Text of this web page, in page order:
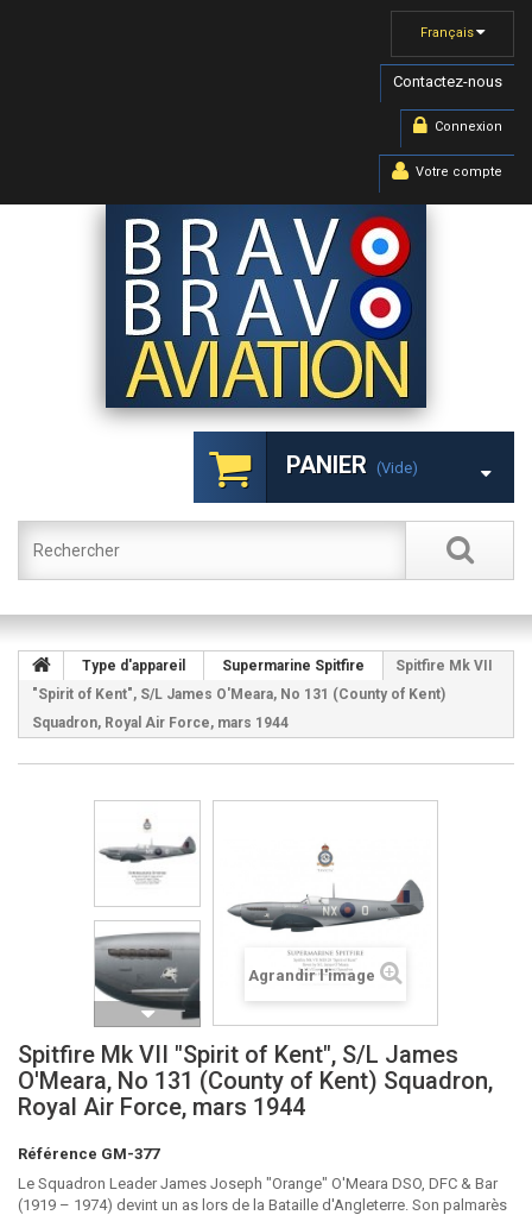
Français
Contactez-nous
Connexion
Votre compte
PANIER (vide)
Type d'appareil Supermarine Spitfire
Spitfire Mk VII
"Spirit of Kent", S/L James O'Meara, No 131 (County of Kent)
Squadron, Royal Air Force, mars 1944
Agrandir l'image
Spitfire Mk VII "Spirit of Kent", S/L James
O'Meara, No 131 (County of Kent) Squadron,
Royal Air Force, mars 1944
Référence GM-377
Le Squadron Leader James Joseph "Orange" O'Meara DSO, DFC & Bar
(1919 – 1974) devint un as lors de la Bataille d'Angleterre. Son palmarès